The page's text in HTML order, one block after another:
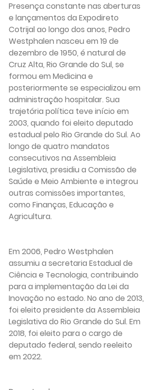
Presença constante nas aberturas
e lançamentos da Expodireto
Cotrijal ao longo dos anos, Pedro
Westphalen nasceu em 19 de
dezembro de 1950, é natural de
Cruz Alta, Rio Grande do Sul, se
formou em Medicina e
posteriormente se especializou em
administração hospitalar. Sua
trajetória política teve início em
2003, quando foi eleito deputado
estadual pelo Rio Grande do Sul. Ao
longo de quatro mandatos
consecutivos na Assembleia
Legislativa, presidiu a Comissão de
Saúde e Meio Ambiente e integrou
outras comissões importantes,
como Finanças, Educação e
Agricultura.
Em 2006, Pedro Westphalen
assumiu a secretaria Estadual de
Ciência e Tecnologia, contribuindo
para a implementação da Lei da
Inovação no estado. No ano de 2013,
foi eleito presidente da Assembleia
Legislativa do Rio Grande do Sul. Em
2018, foi eleito para o cargo de
deputado federal, sendo reeleito
em 2022.